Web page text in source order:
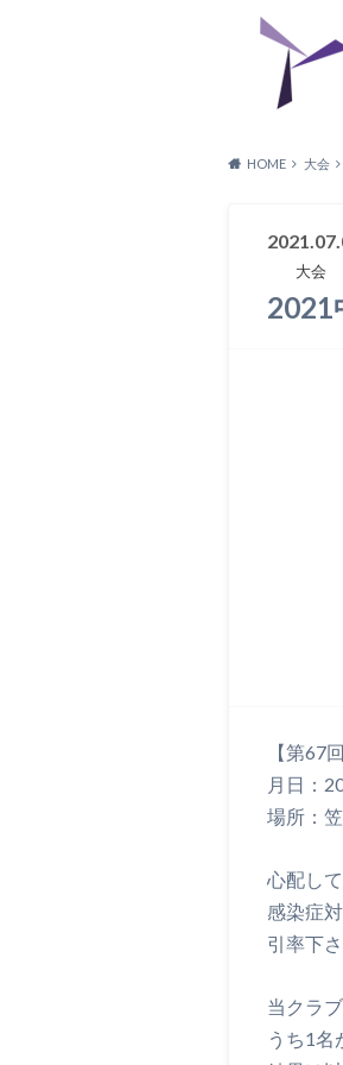
HOME 大会
大会
2021
【第67
月日：
場所：
心配し
感染症
引率下
当クラ
うち1名